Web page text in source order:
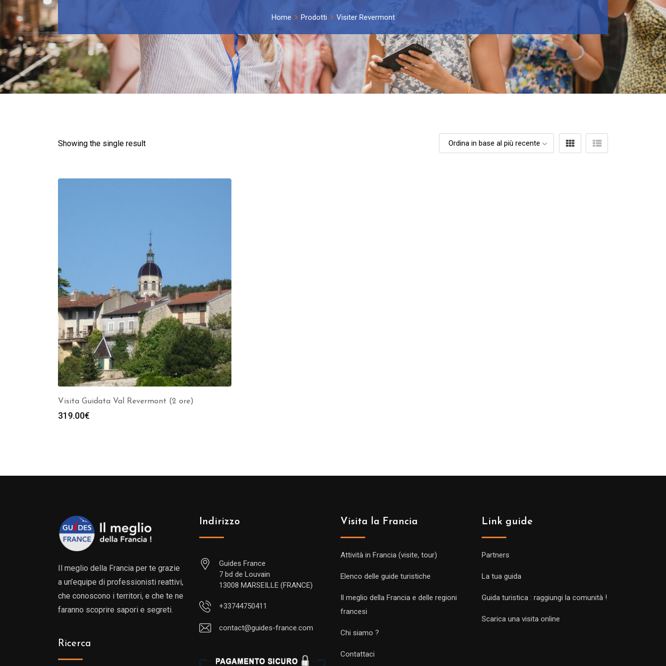
Home Prodotti Visiter Revermont
Showing the single result
Visita Guidata Val Revermont (2 ore)
319.00€
Il meglio della Francia per te grazie
a un’equipe di professionisti reattivi,
che conoscono i territori, e che te ne
faranno scoprire sapori e segreti.
Ricerca
Indirizzo
Guides France
7 bd de Louvain
13008 MARSEILLE (FRANCE)
+33744750411
contact@guides-france.com
Visita la Francia
Attività in Francia (visite, tour)
Elenco delle guide turistiche
Il meglio della Francia e delle regioni
francesi
Chi siamo ?
Contattaci
Link guide
Partners
La tua guida
Guida turistica : raggiungi la comunità !
Scarica una visita online